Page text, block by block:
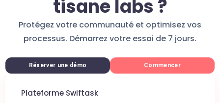
tisane labs ?
Protégez votre communauté et optimisez vos
processus. Démarrez votre essai de 7 jours.
Réserver une démo Commencer
Plateforme Swiftask